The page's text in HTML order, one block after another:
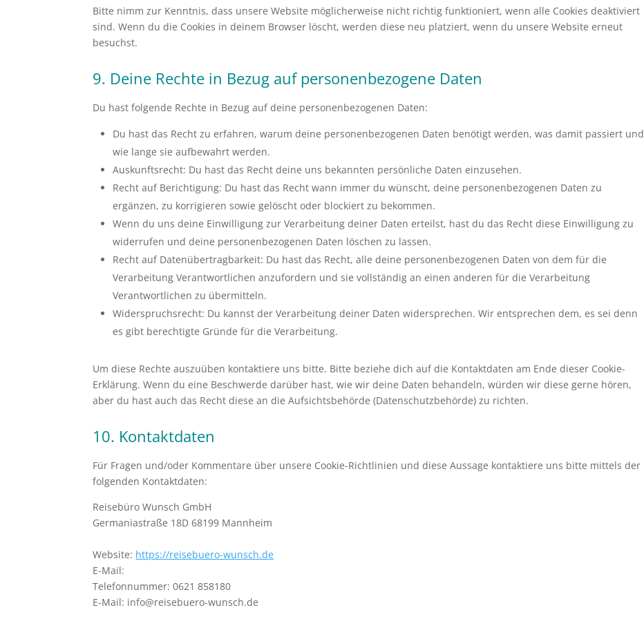
Bitte nimm zur Kenntnis, dass unsere Website möglicherweise nicht richtig funktioniert, wenn alle Cookies deaktiviert
sind. Wenn du die Cookies in deinem Browser löscht, werden diese neu platziert, wenn du unsere Website erneut
besuchst.
9. Deine Rechte in Bezug auf personenbezogene Daten
Du hast folgende Rechte in Bezug auf deine personenbezogenen Daten:
Du hast das Recht zu erfahren, warum deine personenbezogenen Daten benötigt werden, was damit passiert und
wie lange sie aufbewahrt werden.
Auskunftsrecht: Du hast das Recht deine uns bekannten persönliche Daten einzusehen.
Recht auf Berichtigung: Du hast das Recht wann immer du wünscht, deine personenbezogenen Daten zu
ergänzen, zu korrigieren sowie gelöscht oder blockiert zu bekommen.
Wenn du uns deine Einwilligung zur Verarbeitung deiner Daten erteilst, hast du das Recht diese Einwilligung zu
widerrufen und deine personenbezogenen Daten löschen zu lassen.
Recht auf Datenübertragbarkeit: Du hast das Recht, alle deine personenbezogenen Daten von dem für die
Verarbeitung Verantwortlichen anzufordern und sie vollständig an einen anderen für die Verarbeitung
Verantwortlichen zu übermitteln.
Widerspruchsrecht: Du kannst der Verarbeitung deiner Daten widersprechen. Wir entsprechen dem, es sei denn
es gibt berechtigte Gründe für die Verarbeitung.
Um diese Rechte auszuüben kontaktiere uns bitte. Bitte beziehe dich auf die Kontaktdaten am Ende dieser Cookie-
Erklärung. Wenn du eine Beschwerde darüber hast, wie wir deine Daten behandeln, würden wir diese gerne hören,
aber du hast auch das Recht diese an die Aufsichtsbehörde (Datenschutzbehörde) zu richten.
10. Kontaktdaten
Für Fragen und/oder Kommentare über unsere Cookie-Richtlinien und diese Aussage kontaktiere uns bitte mittels der
folgenden Kontaktdaten:
Reisebüro Wunsch GmbH
Germaniastraße 18D 68199 Mannheim
Website: https://reisebuero-wunsch.de
E-Mail:
Telefonnummer: 0621 858180
E-Mail: info@reisebuero-wunsch.de